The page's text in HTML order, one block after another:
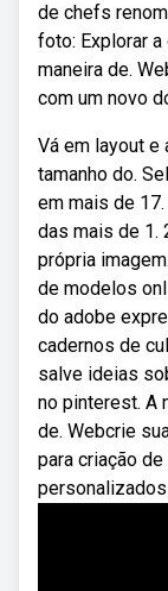
de chefs
foto: Explorar
maneira de.
com um novo
Vá em layout e
tamanho do.
em mais de
das mais de 1.
própria
de modelos
do adobe
cadernos de
salve ideias
no pinterest. A
de. Webcrie
para criação